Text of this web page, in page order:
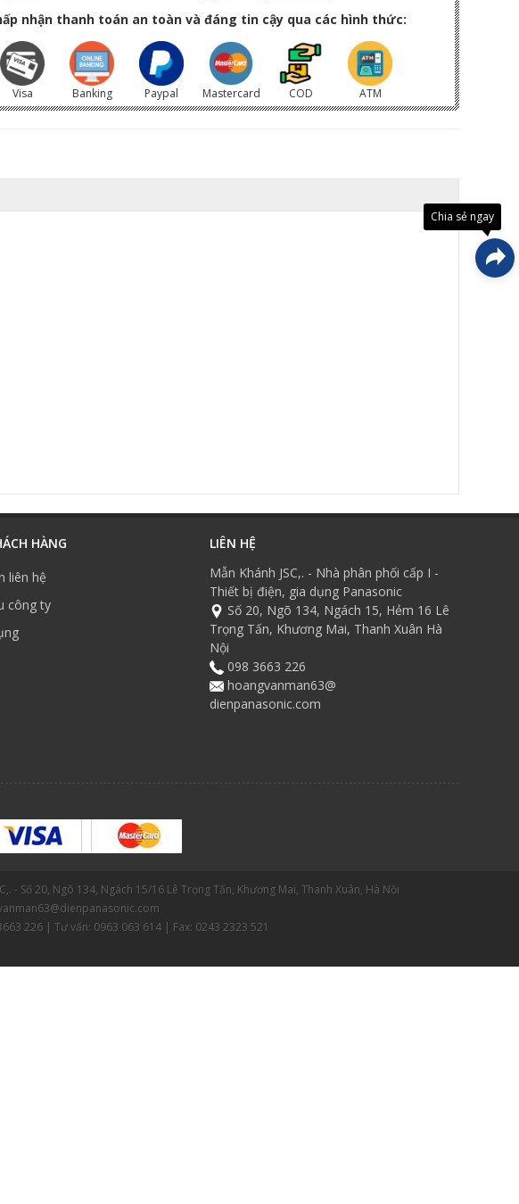
nhận thanh toán an toàn và đáng tin cậy qua các hình thức:
Visa Banking Paypal Mastercard COD ATM
HÀNG
liên hệ
công ty
LIÊN HỆ
Mẫn Khánh JSC,. - Nhà phân phối cấp I -
Thiết bị điện, gia dụng Panasonic
Số 20, Ngõ 134, Ngách 15, Hẻm 16 Lê
Trọng Tấn, Khương Mai, Thanh Xuân Hà
Nội
098 3663 226
hoangvanman63@
dienpanasonic.com
- Số 20, Ngõ 134, Ngách 15/16 Lê Trọng Tấn, Khương Mai, Thanh Xuân, Hà Nội
226 | Tư vấn: 0963 063 614 | Fax: 0243 2323 521
trải
phát
triển
bởi
EGANY
Chia sẻ ngay